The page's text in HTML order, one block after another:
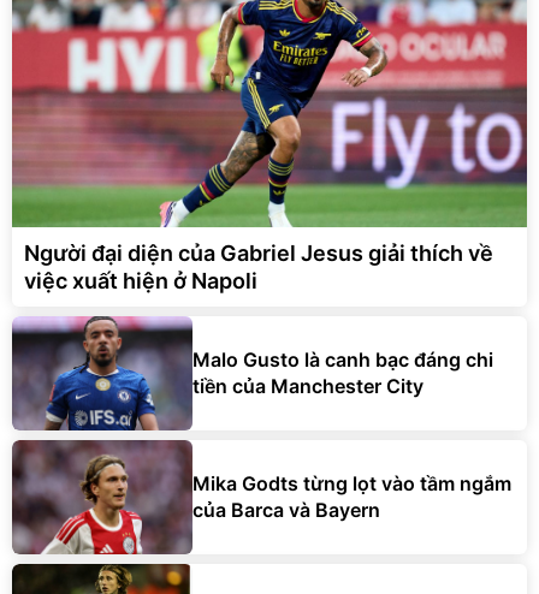
Người đại diện của Gabriel Jesus giải thích về
việc xuất hiện ở Napoli
Malo Gusto là canh bạc đáng chi
tiền của Manchester City
Mika Godts từng lọt vào tầm ngắm
của Barca và Bayern